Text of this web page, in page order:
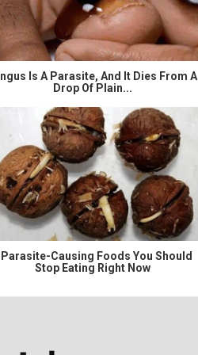
Is A Parasite, And It Dies From A
Drop Of Plain...
Causing Foods You Should
Stop Eating Right Now